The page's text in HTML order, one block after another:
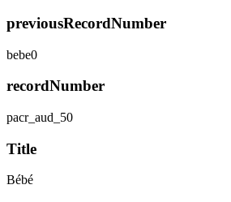
previousRecordNumber
bebe0
recordNumber
pacr_aud_50
Title
Bébé